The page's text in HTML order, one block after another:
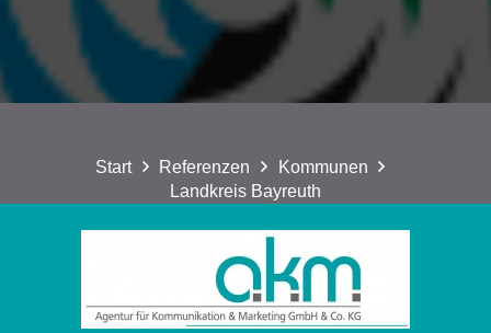
Start Referenzen
Kommunen
Landkreis Bayreuth